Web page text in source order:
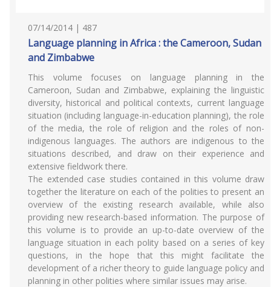
07/14/2014 | 487
Language planning in Africa : the Cameroon, Sudan
and Zimbabwe
This volume focuses on language planning in the
Cameroon, Sudan and Zimbabwe, explaining the linguistic
diversity, historical and political contexts, current language
situation (including language-in-education planning), the role
of the media, the role of religion and the roles of non-
indigenous languages. The authors are indigenous to the
situations described, and draw on their experience and
extensive fieldwork there.
The extended case studies contained in this volume draw
together the literature on each of the polities to present an
overview of the existing research available, while also
providing new research-based information. The purpose of
this volume is to provide an up-to-date overview of the
language situation in each polity based on a series of key
questions, in the hope that this might facilitate the
development of a richer theory to guide language policy and
planning in other polities where similar issues may arise.